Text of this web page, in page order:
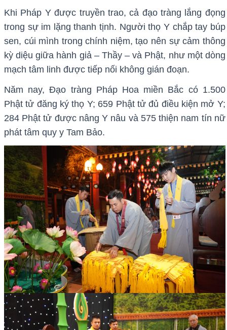
đường đạo.
Khi Pháp Y được truyền trao, cả đạo tràng lắng đọng
trong sự im lặng thanh tịnh. Người thọ Y chắp tay búp
sen, cúi mình trong chính niệm, tạo nên sự cảm thông
kỳ diệu giữa hành giả – Thầy – và Phật, như một dòng
mạch tâm linh được tiếp nối không gián đoạn.
Năm nay, Đạo tràng Pháp Hoa miền Bắc có 1.500
Phật tử đăng ký thọ Y; 659 Phật tử đủ điều kiện mở Y;
284 Phật tử được nâng Y nâu và 575 thiện nam tín nữ
phát tâm quy y Tam Bảo.